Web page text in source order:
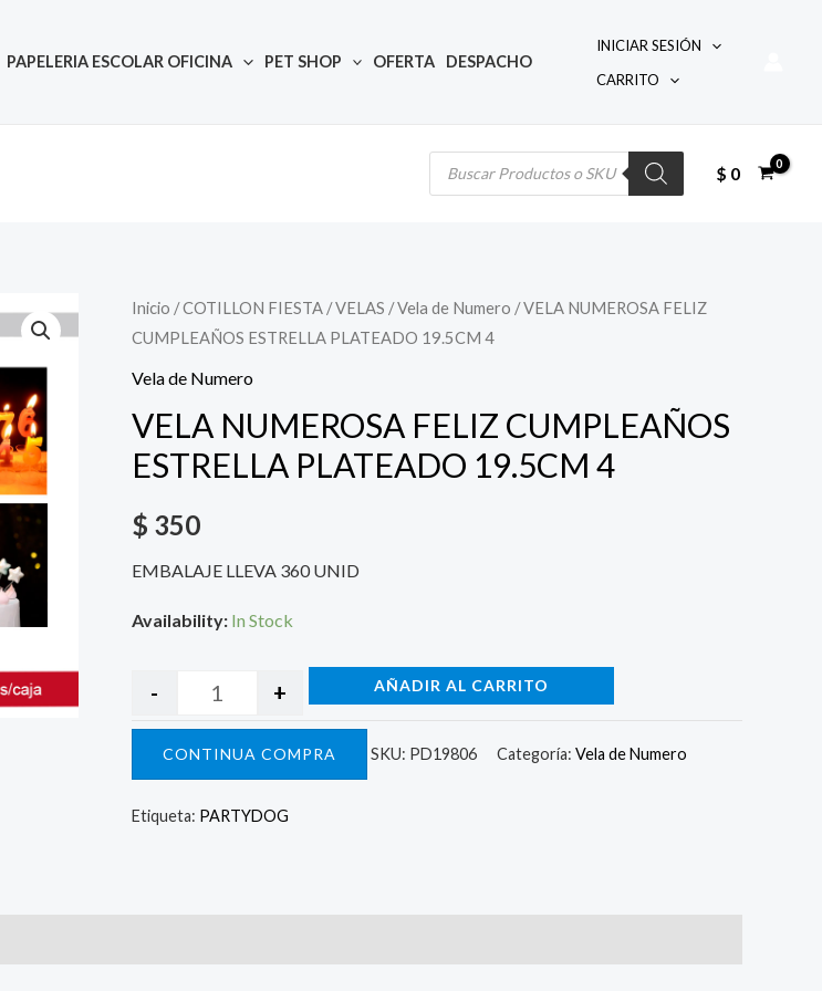
PAPELERIA ESCOLAR OFICINA PET SHOP OFERTA DESPACHO
INICIAR SESIÓN
CARRITO
Búsqueda
$ 0
Inicio /COTILLON FIESTA /VELAS /Vela de Numero / VELA NUMEROSA FELIZ
CUMPLEAÑOS ESTRELLA PLATEADO 19.5CM 4
Vela de Numero
VELA NUMEROSA FELIZ CUMPLEAÑOS
ESTRELLA PLATEADO 19.5CM 4
$ 350
EMBALAJE LLEVA 360 UNID
Availability: In Stock
Quantity
- + AÑADIR AL CARRITO
CONTINUA COMPRA SKU: PD19806 Categoría: Vela de Numero
Etiqueta: PARTYDOG